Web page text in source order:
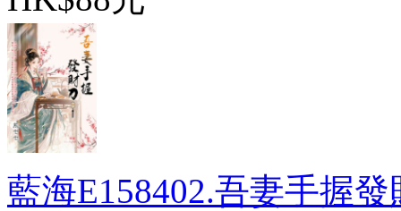
藍海E158402.吾妻手握發